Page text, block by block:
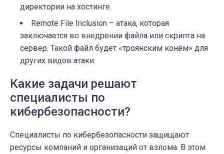
директории на хостинге.
Remote File Inclusion – атака, которая
заключается во внедрении файла или скрипта на
сервер. Такой файл будет «троянским конём» для
других видов атаки.
Какие задачи решают
специалисты по
кибербезопасности?
Специалисты по кибербезопасности защищают
ресурсы компаний и организаций от взлома. В этом